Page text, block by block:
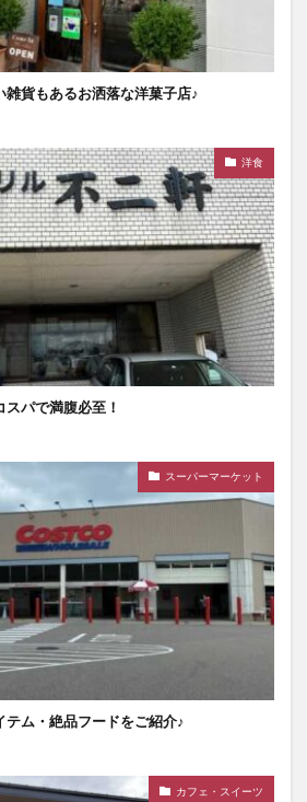
雑貨もあるお洒落な洋菓子店♪
洋食
パで満腹必至！
スーパーマーケット
テム・絶品フードをご紹介♪
カフェ・スイーツ